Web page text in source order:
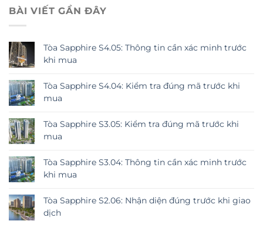
BÀI VIẾT GẦN ĐÂY
Tòa Sapphire S4.05: Thông tin cần xác minh trước
khi mua
Tòa Sapphire S4.04: Kiểm tra đúng mã trước khi
mua
Tòa Sapphire S3.05: Kiểm tra đúng mã trước khi
mua
Tòa Sapphire S3.04: Thông tin cần xác minh trước
khi mua
Tòa Sapphire S2.06: Nhận diện đúng trước khi giao
dịch